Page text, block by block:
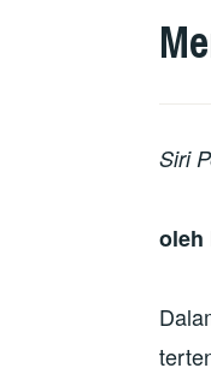
Siri
oleh